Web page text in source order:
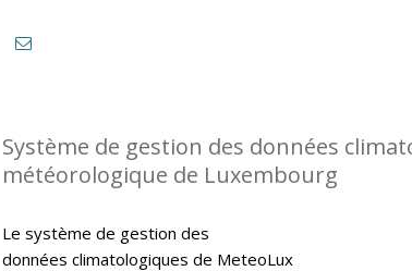
Système de gestion des données
météorologique de Luxembourg
Le système de gestion des
données climatologiques de MeteoLux